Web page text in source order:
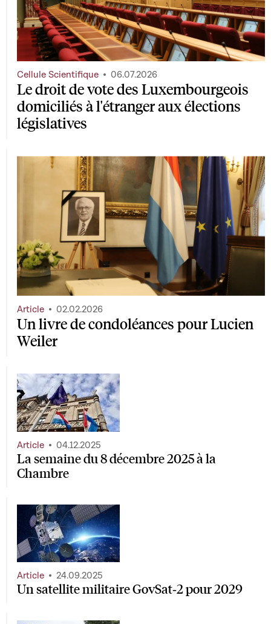
Le droit de vote des Luxembourgeois
domiciliés à l'étranger aux élections
législatives
Cellule Scientifique 06.07.2026
Un livre de condoléances pour Lucien
Weiler
Article 02.02.2026
La semaine du 8 décembre 2025 à la
Chambre
Article 04.12.2025
Un satellite militaire GovSat‑2 pour 2029
Article 24.09.2025